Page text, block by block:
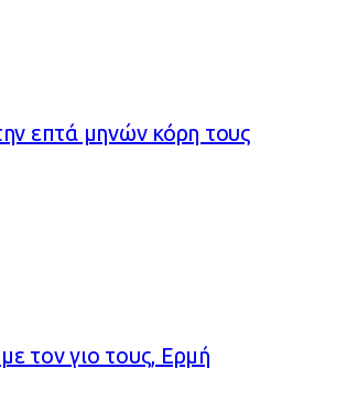
επτά μηνών κόρη τους
τον γιο τους, Ερμή